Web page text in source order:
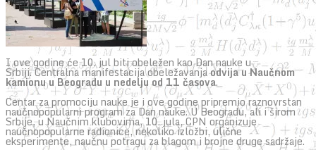
I ove godine će 10. jul biti obeležen kao Dan nauke u
Srbiji. Centralna manifestacija obeležavanjaodvija u Naučnom
kamionu u Beogradu u nedelju od 11 časova.
Centar za promociju nauke je i ove godine pripremio raznovrstan
naučnopopularni program za Dan nauke. U Beogradu, ali i širom
Srbije, u Naučnim klubovima, 10. jula, CPN organizuje
naučnopopularne radionice, nekoliko izložbi, ulične
eksperimente, naučnu potragu za blagom i brojne druge sadržaje.